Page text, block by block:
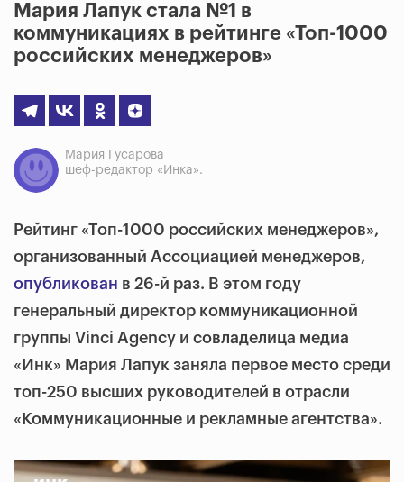
Мария Лапук стала №1 в
коммуникациях в рейтинге «Топ-1000
российских менеджеров»
Мария Гусарова
шеф-редактор «Инка».
Рейтинг «Топ-1000 российских менеджеров»,
организованный Ассоциацией менеджеров,
опубликован в 26-й раз. В этом году
генеральный директор коммуникационной
группы Vinci Agency и совладелица медиа
«Инк» Мария Лапук заняла первое место среди
топ-250 высших руководителей в отрасли
«Коммуникационные и рекламные агентства».